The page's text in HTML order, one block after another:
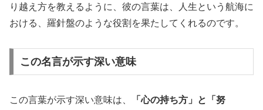
り越え方を教えるように、彼の言葉は、人生という航海に
おける、羅針盤のような役割を果たしてくれるのです。
この名言が示す深い意味
この言葉が示す深い意味は、
「心の持ち方」と「努